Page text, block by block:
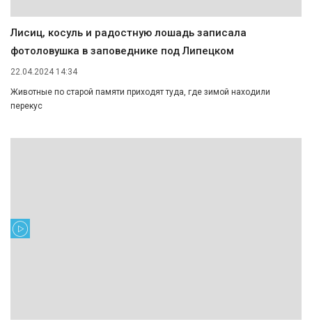
Лисиц, косуль и радостную лошадь записала
фотоловушка в заповеднике под Липецком
22.04.2024 14:34
Животные по старой памяти приходят туда, где зимой находили
перекус